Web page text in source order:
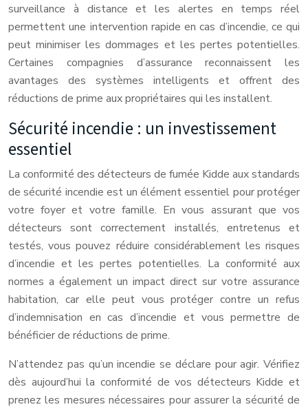
surveillance à distance et les alertes en temps réel
permettent une intervention rapide en cas d’incendie, ce qui
peut minimiser les dommages et les pertes potentielles.
Certaines compagnies d’assurance reconnaissent les
avantages des systèmes intelligents et offrent des
réductions de prime aux propriétaires qui les installent.
Sécurité incendie : un investissement
essentiel
La conformité des détecteurs de fumée Kidde aux standards
de sécurité incendie est un élément essentiel pour protéger
votre foyer et votre famille. En vous assurant que vos
détecteurs sont correctement installés, entretenus et
testés, vous pouvez réduire considérablement les risques
d’incendie et les pertes potentielles. La conformité aux
normes a également un impact direct sur votre assurance
habitation, car elle peut vous protéger contre un refus
d’indemnisation en cas d’incendie et vous permettre de
bénéficier de réductions de prime.
N’attendez pas qu’un incendie se déclare pour agir. Vérifiez
dès aujourd’hui la conformité de vos détecteurs Kidde et
prenez les mesures nécessaires pour assurer la sécurité de